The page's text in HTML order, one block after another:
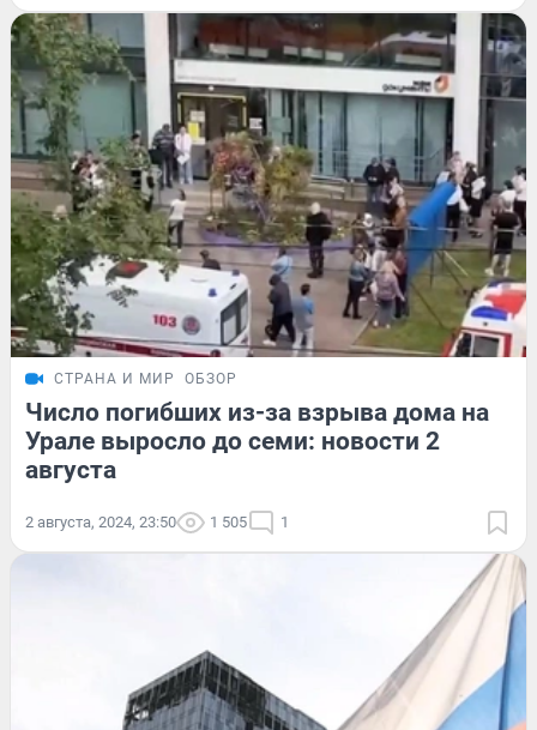
СТРАНА И МИР ОБЗОР
Число погибших из-за взрыва дома на
Урале выросло до семи: новости 2
августа
2 августа, 2024, 23:50 1 505 1